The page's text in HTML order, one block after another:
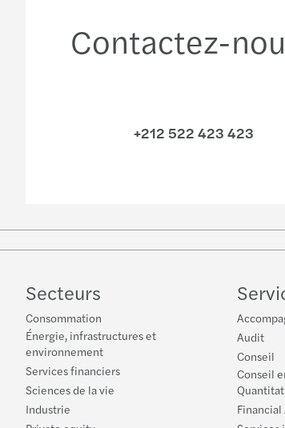
Contactez-
+212 522 423 423
Secteurs
Consommation
Énergie, infrastructures et
environnement
Services financiers
Sciences de la vie
Industrie
Audit
Conseil
Conseil